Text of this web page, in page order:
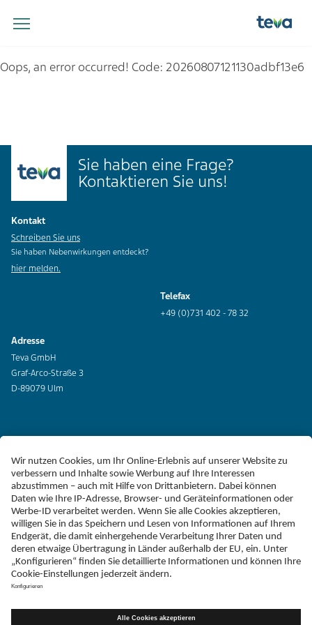
Oops, an error occurred! Code: 20260807121130adbf13e6
Sie haben eine Frage?
Kontaktieren Sie uns!
Kontakt
Schreiben Sie uns
Sie haben Nebenwirkungen entdeckt?
hier melden.
Telefax
+49 (0)731 402 - 78 32
Adresse
Teva GmbH
Graf-Arco-Straße 3
D-89079 Ulm
Erklärung zur Barrierefreiheit
Impressum
Liefer-AGB
Datenschutz
Haftungsausschluss
Follow Teva